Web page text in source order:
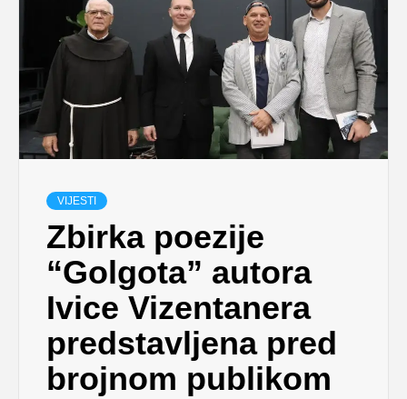
VIJESTI
Zbirka poezije
“Golgota” autora
Ivice Vizentanera
predstavljena pred
brojnom publikom